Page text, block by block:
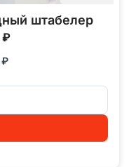
штабелер
₽
₽